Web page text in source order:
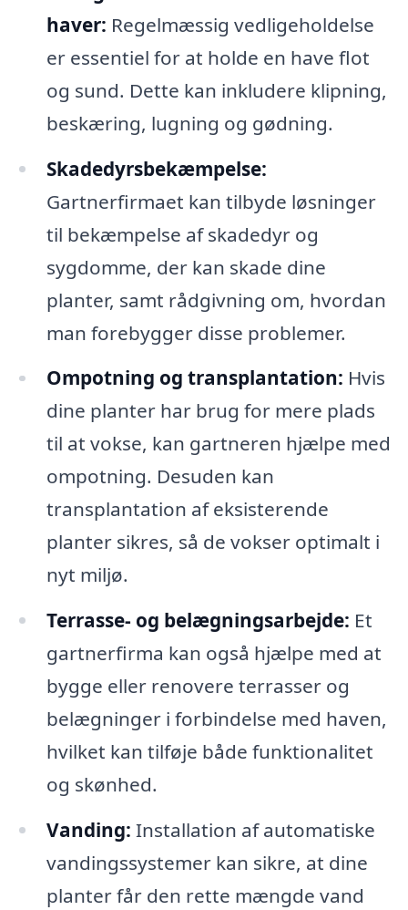
haver: Regelmæssig vedligeholdelse
er essentiel for at holde en have flot
og sund. Dette kan inkludere klipning,
beskæring, lugning og gødning.
Skadedyrsbekæmpelse:
Gartnerfirmaet kan tilbyde løsninger
til bekæmpelse af skadedyr og
sygdomme, der kan skade dine
planter, samt rådgivning om, hvordan
man forebygger disse problemer.
Ompotning og transplantation: Hvis
dine planter har brug for mere plads
til at vokse, kan gartneren hjælpe med
ompotning. Desuden kan
transplantation af eksisterende
planter sikres, så de vokser optimalt i
nyt miljø.
Terrasse- og belægningsarbejde: Et
gartnerfirma kan også hjælpe med at
bygge eller renovere terrasser og
belægninger i forbindelse med haven,
hvilket kan tilføje både funktionalitet
og skønhed.
Vanding: Installation af automatiske
vandingssystemer kan sikre, at dine
planter får den rette mængde vand